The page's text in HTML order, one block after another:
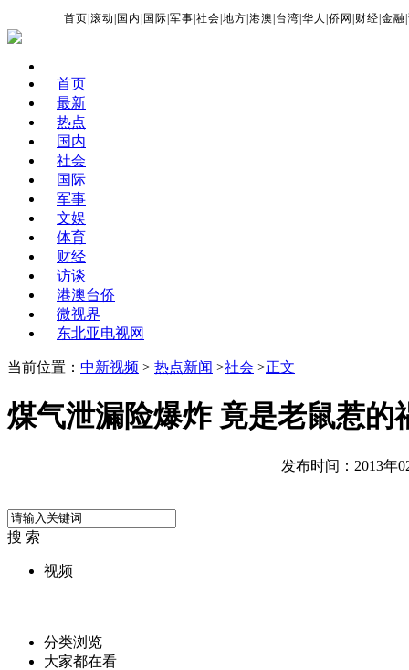
首页 |滚动 国内 国际 |军事 |社会 |地方 |港澳 台湾 |华人 |侨网 财经 |金融 |
首页
最新
热点
国内
社会
国际
军事
文娱
体育
财经
访谈
港澳台侨
微视界
东北亚电视网
当前位置： 中新视频 > 热点新闻 >社会 >正文
煤气泄漏险爆炸 竟是老鼠惹的
发布时间：2013年
搜 索
视频
分类浏览
大家都在看